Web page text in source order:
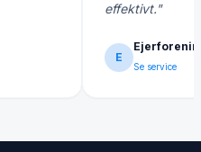
effektivt."
E
Se service